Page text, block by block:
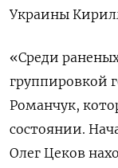
Украины
«Среди
группировкой
Романчук,
состоянии.
Олег Цеков